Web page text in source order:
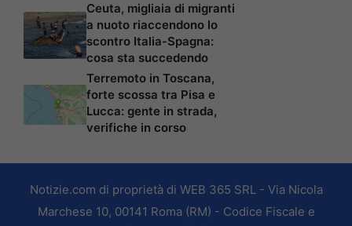
Ceuta, migliaia di migranti
a nuoto riaccendono lo
scontro Italia-Spagna:
cosa sta succedendo
Terremoto in Toscana,
forte scossa tra Pisa e
Lucca: gente in strada,
verifiche in corso
Notizie.com di proprietà di WEB 365 SRL - Via Nicola
Marchese 10, 00141 Roma (RM) - Codice Fiscale e